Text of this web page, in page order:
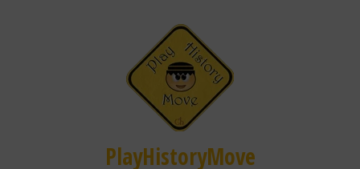
PlayHistoryMove